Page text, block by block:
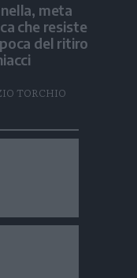
meta
che resiste
del ritiro
TORCHIO